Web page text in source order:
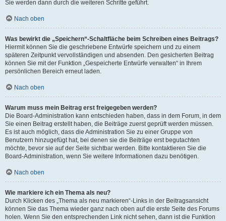
Sie werden dann durch die weiteren Schritte geführt.
Nach oben
Was bewirkt die „Speichern“-Schaltfläche beim Schreiben eines Beitrags?
Hiermit können Sie die geschriebene Entwürfe speichern und zu einem
späteren Zeitpunkt vervollständigen und absenden. Den gesicherten Beitrag
können Sie mit der Funktion „Gespeicherte Entwürfe verwalten“ in Ihrem
persönlichen Bereich erneut laden.
Nach oben
Warum muss mein Beitrag erst freigegeben werden?
Die Board-Administration kann entschieden haben, dass in dem Forum, in dem
Sie einen Beitrag erstellt haben, die Beiträge zuerst geprüft werden müssen.
Es ist auch möglich, dass die Administration Sie zu einer Gruppe von
Benutzern hinzugefügt hat, bei denen sie die Beiträge erst begutachten
möchte, bevor sie auf der Seite sichtbar werden. Bitte kontaktieren Sie die
Board-Administration, wenn Sie weitere Informationen dazu benötigen.
Nach oben
Wie markiere ich ein Thema als neu?
Durch Klicken des „Thema als neu markieren“-Links in der Beitragsansicht
können Sie das Thema wieder ganz nach oben auf die erste Seite des Forums
holen. Wenn Sie den entsprechenden Link nicht sehen, dann ist die Funktion